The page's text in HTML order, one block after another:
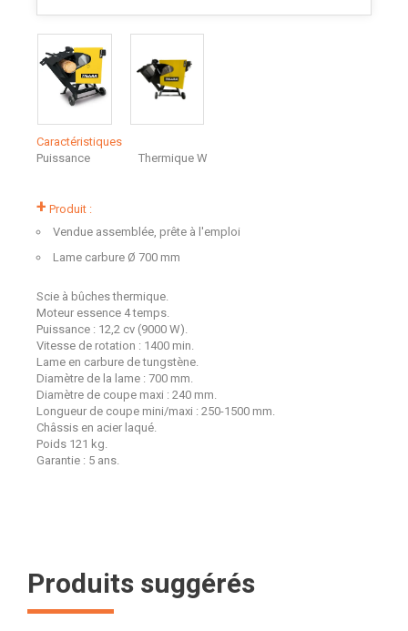
+ Produit :
Vendue assemblée, prête à l'emploi
Lame carbure Ø 700 mm
Caractéristiques
Puissance
Thermique W
Scie à bûches thermique.
Moteur essence 4 temps.
Puissance : 12,2 cv (9000 W).
Vitesse de rotation : 1400 min.
Lame en carbure de tungstène.
Diamètre de la lame : 700 mm.
Diamètre de coupe maxi : 240 mm.
Longueur de coupe mini/maxi : 250-1500 mm.
Châssis en acier laqué.
Poids 121 kg.
Garantie : 5 ans.
Produits suggérés